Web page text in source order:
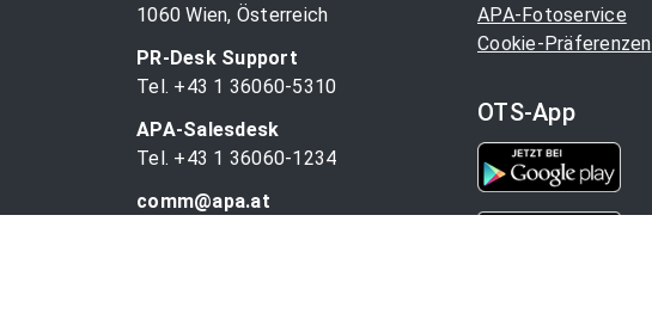
1060 Wien, Österreich
PR-Desk Support
Tel. +43 1 36060-5310
APA-Salesdesk
Tel. +43 1 36060-1234
comm@apa.at
APA-Fotoservice
Cookie-Präferenzen
OTS-App